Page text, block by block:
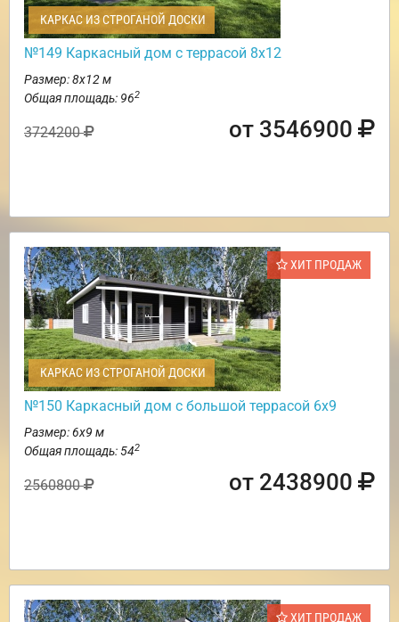
КАРКАС ИЗ СТРОГАНОЙ ДОСКИ
№149 Каркасный дом с террасой 8х12
Размер: 8х12 м
Общая площадь: 962
3724200 от 3546900
ХИТ ПРОДАЖ
КАРКАС ИЗ СТРОГАНОЙ ДОСКИ
№150 Каркасный дом с большой террасой 6х9
Размер: 6х9 м
Общая площадь: 542
2560800 от 2438900
ХИТ ПРОДАЖ